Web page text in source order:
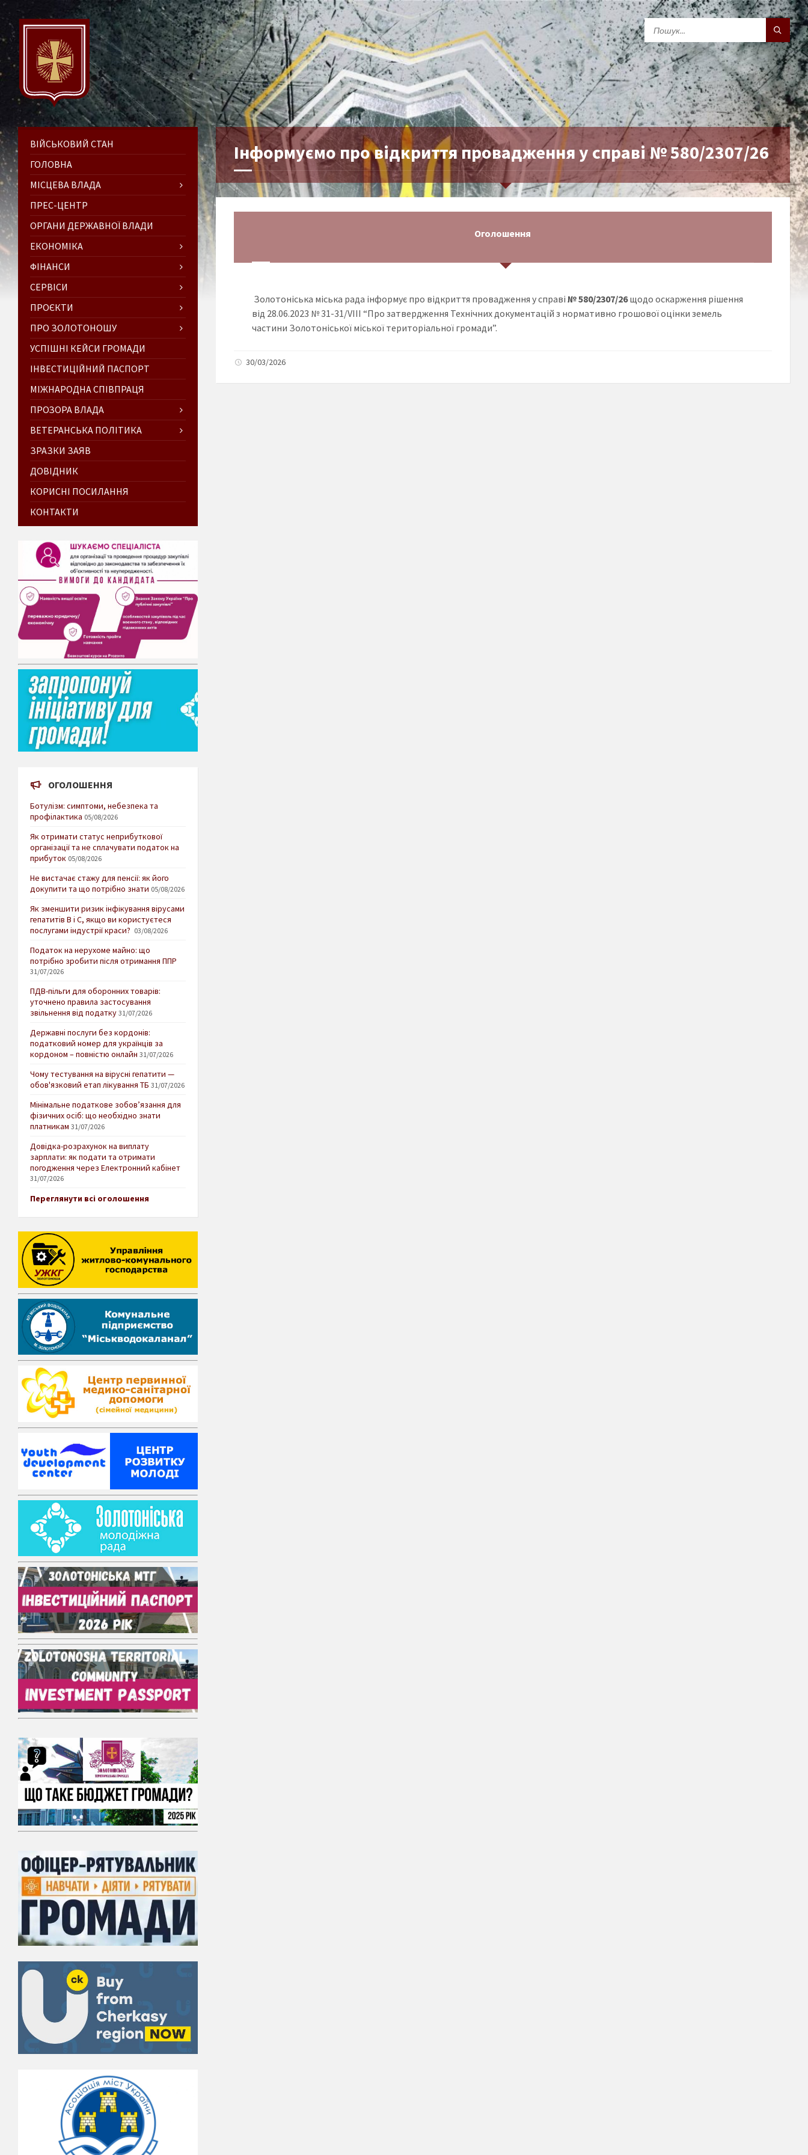
Інформуємо про відкриття провадження у справі № 580/2307/26
Оголошення
Золотоніська міська рада інформує про відкриття провадження у справі № 580/2307/26щодо оскарження рішення
від 28.06.2023 № 31-31/VIII “Про затвердження Технічних документацій з нормативно грошової оцінки земель
частини Золотоніської міської територіальної громади”.
30/03/2026
ВІЙСЬКОВИЙ СТАН
ГОЛОВНА
МІСЦЕВА ВЛАДА
ПРЕС-ЦЕНТР
ОРГАНИ ДЕРЖАВНОЇ ВЛАДИ
ЕКОНОМІКА
ФІНАНСИ
СЕРВІСИ
ПРОЄКТИ
ПРО ЗОЛОТОНОШУ
УСПІШНІ КЕЙСИ ГРОМАДИ
ІНВЕСТИЦІЙНИЙ ПАСПОРТ
МІЖНАРОДНА СПІВПРАЦЯ
ПРОЗОРА ВЛАДА
ВЕТЕРАНСЬКА ПОЛІТИКА
ЗРАЗКИ ЗАЯВ
ДОВІДНИК
КОРИСНІ ПОСИЛАННЯ
КОНТАКТИ
ОГОЛОШЕННЯ
Ботулізм: симптоми, небезпека та
профілактика 05/08/2026
Як отримати статус неприбуткової
організації та не сплачувати податок на
прибуток 05/08/2026
Не вистачає стажу для пенсії: як його
докупити та що потрібно знати 05/08/2026
Як зменшити ризик інфікування вірусами
гепатитів В і С, якщо ви користуєтеся
послугами індустрії краси? 03/08/2026
Податок на нерухоме майно: що
потрібно зробити після отримання ППР
31/07/2026
ПДВ-пільги для оборонних товарів:
уточнено правила застосування
звільнення від податку 31/07/2026
Державні послуги без кордонів:
податковий номер для українців за
кордоном – повністю онлайн 31/07/2026
Чому тестування на вірусні гепатити —
обов'язковий етап лікування ТБ 31/07/2026
Мінімальне податкове зобов’язання для
фізичних осіб: що необхідно знати
платникам 31/07/2026
Довідка-розрахунок на виплату
зарплати: як подати та отримати
погодження через Електронний кабінет
31/07/2026
Переглянути всі оголошення